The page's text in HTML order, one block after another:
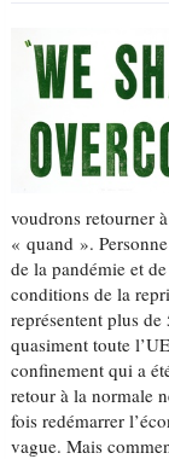
voudrons retourner
« quand ».
de la pandémie et
conditions de la
représentent plus
quasiment toute
confinement qui a
retour à la normale
fois redémarrer
vague. Mais